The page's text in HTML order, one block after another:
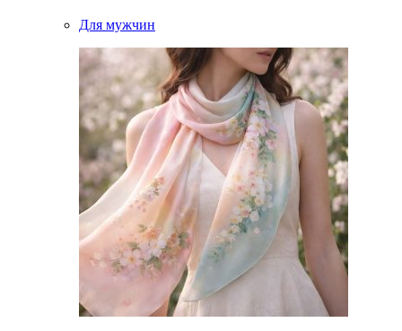
Для мужчин